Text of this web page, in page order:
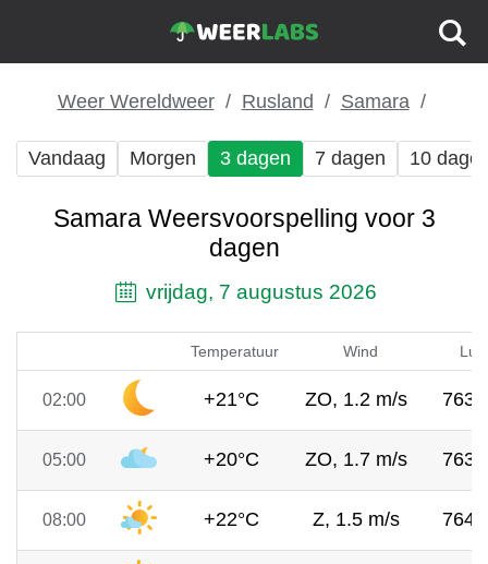
Weer Wereldweer Rusland Samara
Vandaag Morgen 3 dagen 7 dagen 10
Samara Weersvoorspelling voor 3
dagen
vrijdag, 7 augustus 2026
Temperatuur Wind
02:00 +21°C ZO, 1.2 m/s 763
05:00 +20°C ZO, 1.7 m/s 763
08:00 +22°C Z, 1.5 m/s 764